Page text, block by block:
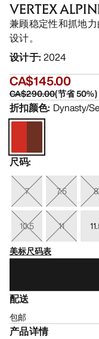
VERTEX
兼顾稳定性和抓地
设计。
设计于: 2024
CA$145.00
CA$290.00(节省50%)
折扣颜色: Dynasty/
尺码:
7 7.5 8
10.5 11
美标尺码表
配送
包邮
产品详情